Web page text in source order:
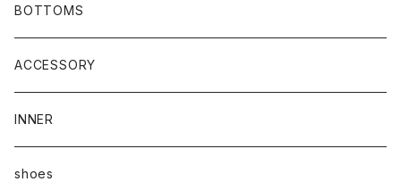
BOTTOMS
ACCESSORY
INNER
shoes